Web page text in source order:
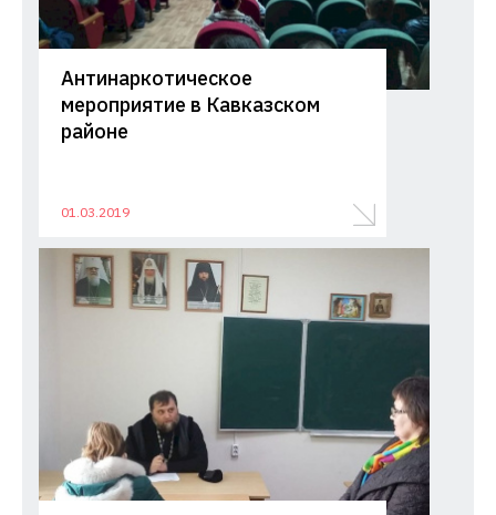
Антинаркотическое
мероприятие в Кавказском
районе
01.03.2019